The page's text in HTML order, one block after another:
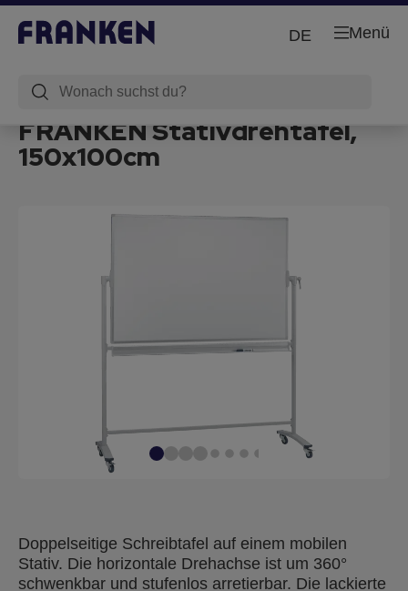
Menü
DE
FRANKEN Stativdrehtafel,
150x100cm
Doppelseitige Schreibtafel auf einem mobilen
Stativ. Die horizontale Drehachse ist um 360°
schwenkbar und stufenlos arretierbar. Die lackierte